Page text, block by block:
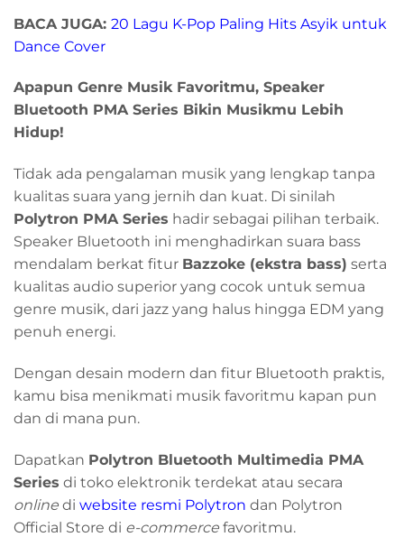
BACA JUGA: 20 Lagu K-Pop Paling Hits Asyik untuk
Dance Cover
Apapun Genre Musik Favoritmu, Speaker
Bluetooth PMA Series Bikin Musikmu Lebih
Hidup!
Tidak ada pengalaman musik yang lengkap tanpa
kualitas suara yang jernih dan kuat. Di sinilah
Polytron PMA Series hadir sebagai pilihan terbaik.
Speaker Bluetooth ini menghadirkan suara bass
mendalam berkat fitur Bazzoke (ekstra bass) serta
kualitas audio superior yang cocok untuk semua
genre musik, dari jazz yang halus hingga EDM yang
penuh energi.
Dengan desain modern dan fitur Bluetooth praktis,
kamu bisa menikmati musik favoritmu kapan pun
dan di mana pun.
Dapatkan Polytron Bluetooth Multimedia PMA
Series di toko elektronik terdekat atau secara
online di website resmi Polytron dan Polytron
Official Store di e-commerce favoritmu.